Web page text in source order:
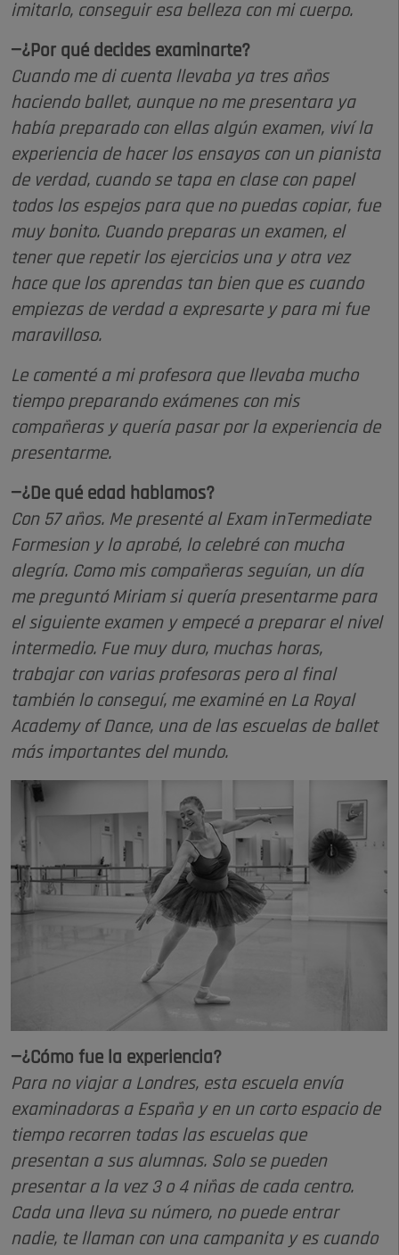
imitarlo, conseguir esa belleza con mi cuerpo.
—¿Por qué decides examinarte?
Cuando me di cuenta llevaba ya tres años
haciendo ballet, aunque no me presentara ya
había preparado con ellas algún examen, viví la
experiencia de hacer los ensayos con un pianista
de verdad, cuando se tapa en clase con papel
todos los espejos para que no puedas copiar, fue
muy bonito. Cuando preparas un examen, el
tener que repetir los ejercicios una y otra vez
hace que los aprendas tan bien que es cuando
empiezas de verdad a expresarte y para mi fue
maravilloso.
Le comenté a mi profesora que llevaba mucho
tiempo preparando exámenes con mis
compañeras y quería pasar por la experiencia de
presentarme.
—¿De qué edad hablamos?
Con 57 años. Me presenté al Exam inTermediate
Formesion y lo aprobé, lo celebré con mucha
alegría. Como mis compañeras seguían, un día
me preguntó Miriam si quería presentarme para
el siguiente examen y empecé a preparar el nivel
intermedio. Fue muy duro, muchas horas,
trabajar con varias profesoras pero al final
también lo conseguí, me examiné en La Royal
Academy of Dance, una de las escuelas de ballet
más importantes del mundo.
—¿Cómo fue la experiencia?
Para no viajar a Londres, esta escuela envía
examinadoras a España y en un corto espacio de
tiempo recorren todas las escuelas que
presentan a sus alumnas. Solo se pueden
presentar a la vez 3 o 4 niñas de cada centro.
Cada una lleva su número, no puede entrar
nadie, te llaman con una campanita y es cuando